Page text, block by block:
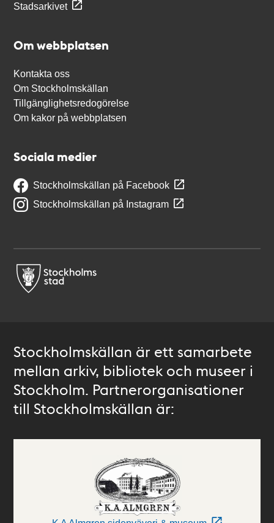
Stadsarkivet
Om webbplatsen
Kontakta oss
Om Stockholmskällan
Tillgänglighetsredogörelse
Om kakor på webbplatsen
Sociala medier
Stockholmskällan på Facebook
Stockholmskällan på Instagram
Stockholmskällan är ett samarbete
mellan arkiv, bibliotek och museer i
Stockholm. Partnerorganisationer
till Stockholmskällan är: